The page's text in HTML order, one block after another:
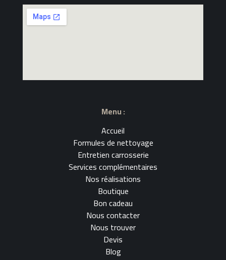
Menu :
Accueil
Formules de nettoyage
Entretien carrosserie
Services complémentaires
Nos réalisations
Boutique
Bon cadeau
Nous contacter
Nous trouver
Devis
Blog